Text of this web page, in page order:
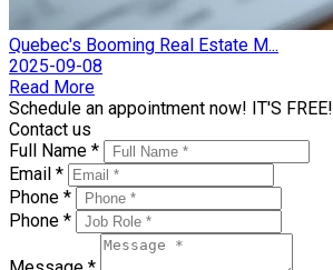
Quebec's Booming Real Estate M...
2025-09-08
Read More
Schedule an appointment now! IT'S FREE!
Contact us
Full Name *
Email *
Phone *
Phone *